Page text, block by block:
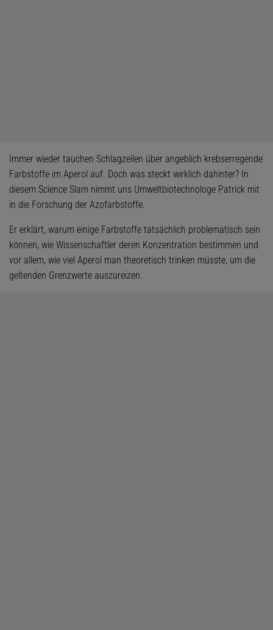
Immer wieder tauchen Schlagzeilen über angeblich krebserregende
Farbstoffe im Aperol auf. Doch was steckt wirklich dahinter? In
diesem Science Slam nimmt uns Umweltbiotechnologe Patrick mit
in die Forschung der Azofarbstoffe.
Er erklärt, warum einige Farbstoffe tatsächlich problematisch sein
können, wie Wissenschaftler deren Konzentration bestimmen und
vor allem, wie viel Aperol man theoretisch trinken müsste, um die
geltenden Grenzwerte auszureizen.